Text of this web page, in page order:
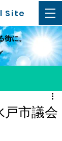
Site
街に。
戸市議会